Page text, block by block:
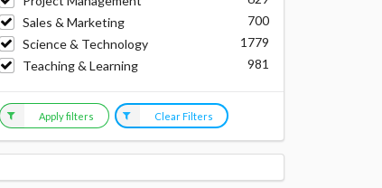
Sales & Marketing
700
Science & Technology
1779
Teaching & Learning
981
Apply filters Clear Filters